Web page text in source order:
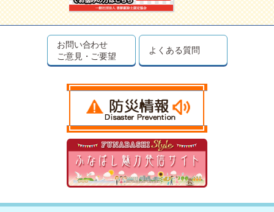
お問い合わせ
ご意見・ご要望
よくある質問